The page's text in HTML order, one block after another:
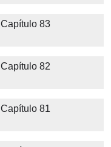
Capítulo 83
Capítulo 82
Capítulo 81